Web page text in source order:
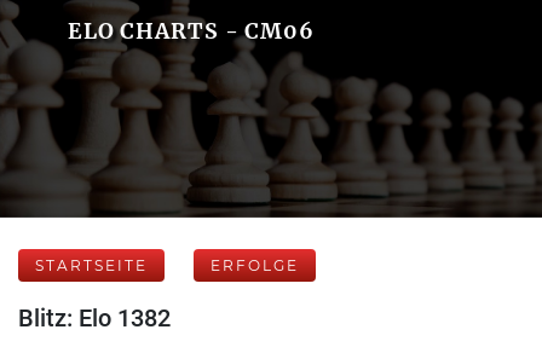
ELO CHARTS - CM06
STARTSEITE ERFOLGE
Blitz: Elo 1382